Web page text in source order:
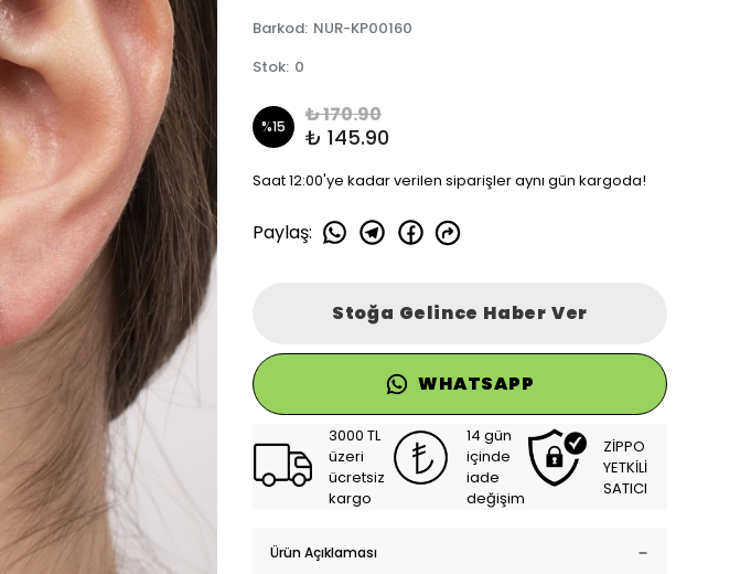
Barkod: NUR-KP00160
Stok: 0
%15 ₺ 170.90
₺ 145.90
Saat 12:00'ye kadar verilen siparişler aynı gün kargoda!
Paylaş:
Stoğa Gelince Haber Ver
WHATSAPP
3000 TL
üzeri
ücretsiz
kargo
14 gün
içinde
iade
değişim
ZİPPO
YETKİLİ
SATICI
Ürün Açıklaması